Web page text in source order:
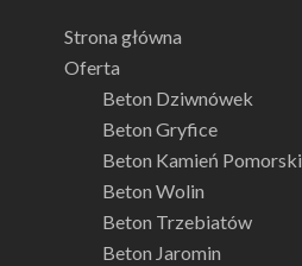
Strona główna
Oferta
Beton Dziwnówek
Beton Gryfice
Beton Kamień Pomorski
Beton Wolin
Beton Trzebiatów
Beton Jaromin